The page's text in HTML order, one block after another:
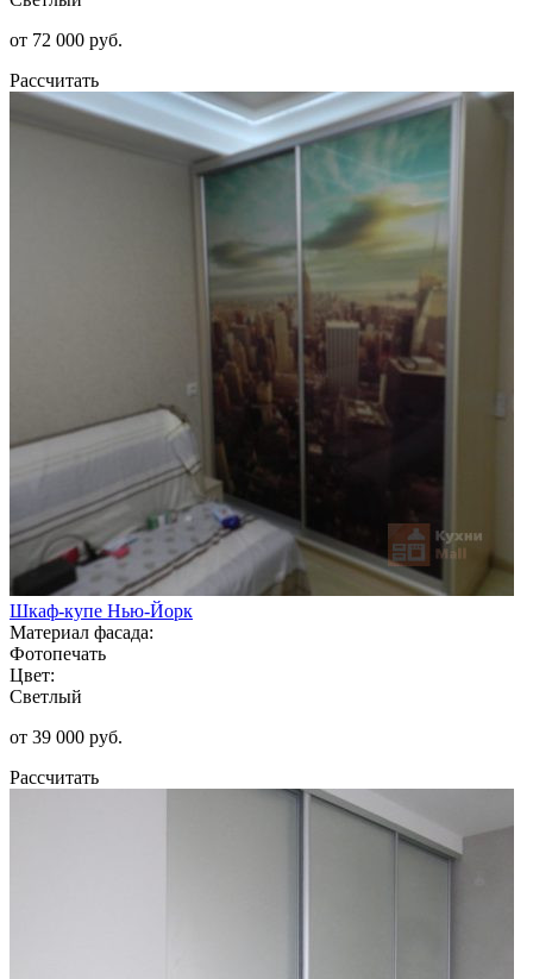
от 72 000 руб.
Рассчитать
Шкаф-купе Нью-Йорк
Материал фасада:
Фотопечать
Цвет:
Светлый
от 39 000 руб.
Рассчитать